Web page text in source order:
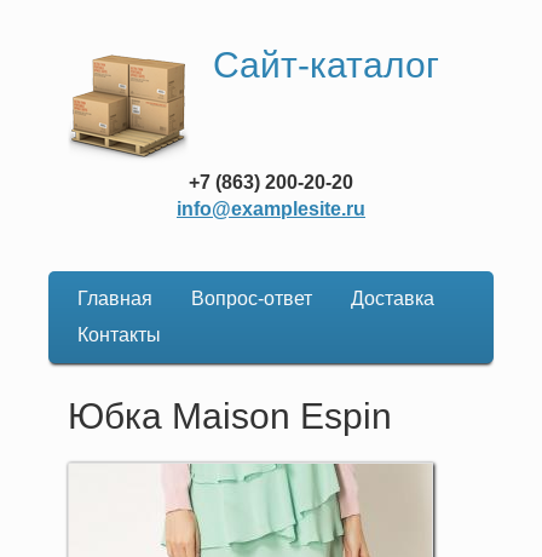
Сайт-каталог
+7 (863) 200-20-20
info@examplesite.ru
Основная
навигация
Главная Вопрос-ответ
Доставка
Контакты
Юбка Maison Espin